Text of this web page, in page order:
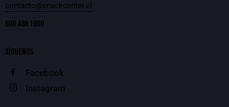
contacto@snackcenter.cl
600 488 1000
SÍGUENOS
Facebook
Instagram